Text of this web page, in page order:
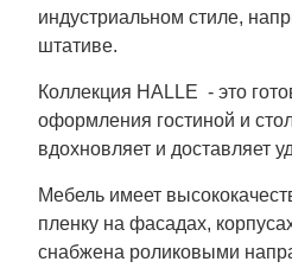
индустриальном стиле,
штативе.
Коллекция HALLE - это
оформления гостиной и
вдохновляет и доставляет
Мебель имеет
пленку на фасадах,
снабжена роликовыми